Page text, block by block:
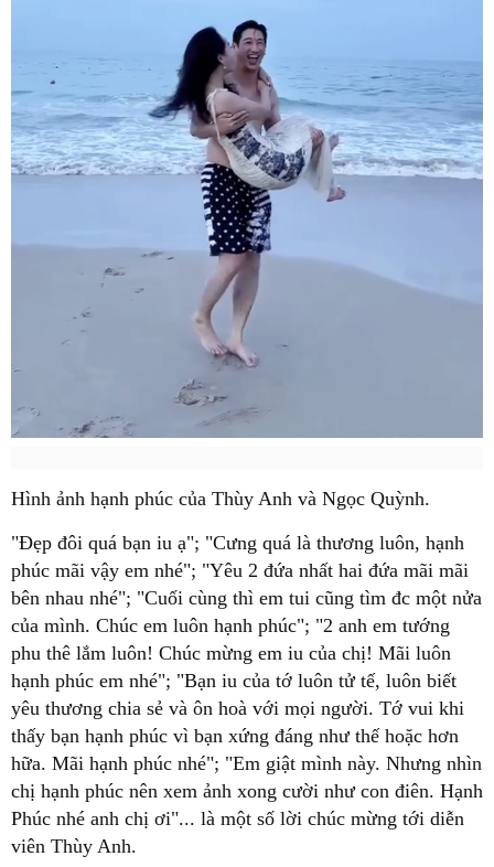
Hình ảnh hạnh phúc của Thùy Anh và Ngọc Quỳnh.
"Đẹp đôi quá bạn iu ạ"; "Cưng quá là thương luôn, hạnh
phúc mãi vậy em nhé"; "Yêu 2 đứa nhất hai đứa mãi mãi
bên nhau nhé"; "Cuối cùng thì em tui cũng tìm đc một nửa
của mình. Chúc em luôn hạnh phúc"; "2 anh em tướng
phu thê lắm luôn! Chúc mừng em iu của chị! Mãi luôn
hạnh phúc em nhé"; "Bạn iu của tớ luôn tử tế, luôn biết
yêu thương chia sẻ và ôn hoà với mọi người. Tớ vui khi
thấy bạn hạnh phúc vì bạn xứng đáng như thế hoặc hơn
hữa. Mãi hạnh phúc nhé"; "Em giật mình này. Nhưng nhìn
chị hạnh phúc nên xem ảnh xong cười như con điên. Hạnh
Phúc nhé anh chị ơi"... là một số lời chúc mừng tới diễn
viên Thùy Anh.